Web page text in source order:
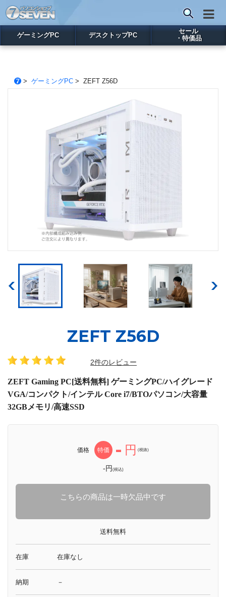
ゲーミングPC デスクトップPC
セール
・特価品
> ゲーミングPC> ZEFT Z56D
ZEFT Z56D
2件のレビュー
ZEFT Gaming PC[送料無料] ゲーミングPC/ハイグレード
VGA/コンパクト/インテル Core i7/BTOパソコン/大容量
32GBメモリ/高速SSD
価格 特価 - 円 (税抜)
-円(税込)
こちらの商品は一時欠品中です
送料無料
在庫 在庫なし
納期 －